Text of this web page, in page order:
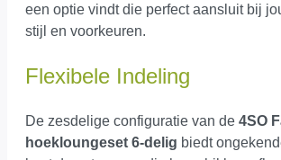
een optie vindt die perfect aansluit bij
stijl en voorkeuren.
Flexibele Indeling
De zesdelige configuratie van de 4SO
hoekloungeset 6-delig biedt